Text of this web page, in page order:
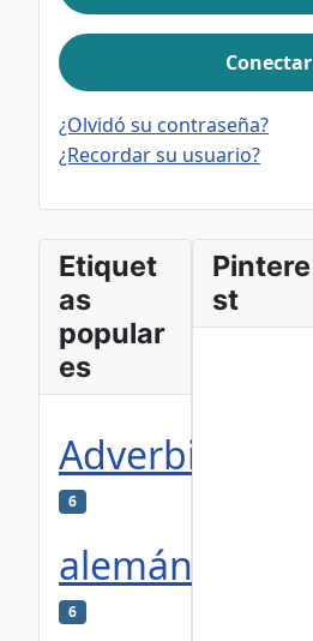
Conectar
¿Olvidó su contraseña?
¿Recordar su usuario?
Etiquet
as
popular
es
Adverbios
6
alemán
6
Pintere
st